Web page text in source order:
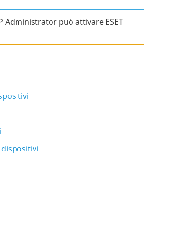
Administrator può attivare ESET
dispositivi